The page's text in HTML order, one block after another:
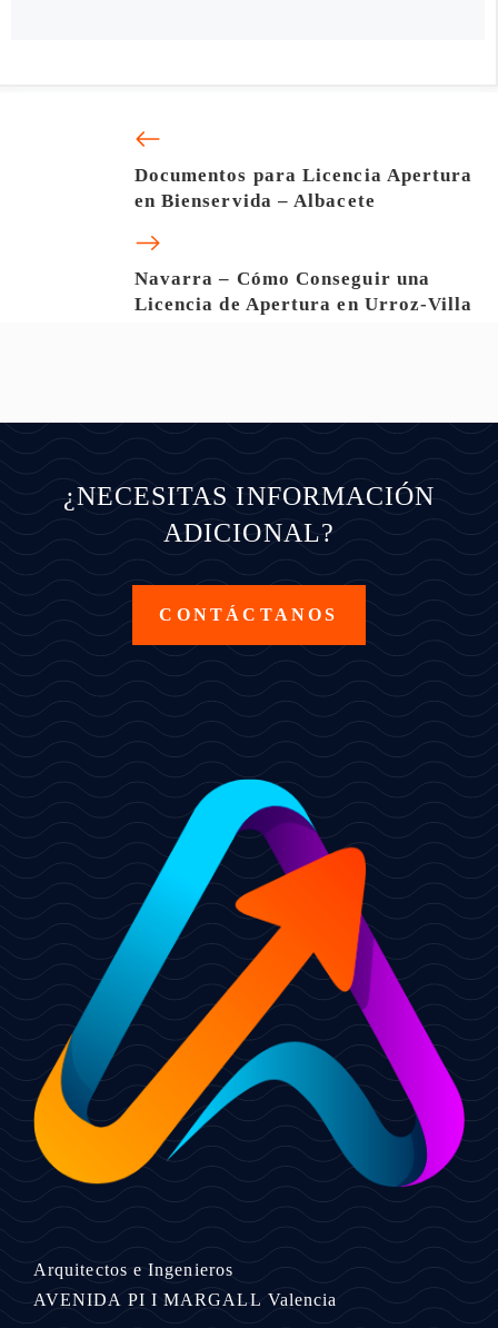
Documentos para Licencia Apertura
en Bienservida – Albacete
Navarra – Cómo Conseguir una
Licencia de Apertura en Urroz-Villa
¿NECESITAS INFORMACIÓN
ADICIONAL?
CONTÁCTANOS
Arquitectos e Ingenieros
AVENIDA PI I MARGALL Valencia